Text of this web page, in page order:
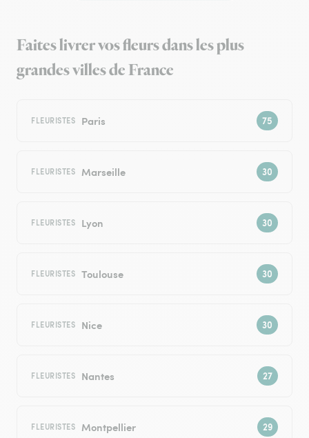
Faites livrer vos fleurs dans les plus
grandes villes de France
FLEURISTES Paris
FLEURISTES Marseille
FLEURISTES Lyon
FLEURISTES Toulouse
FLEURISTES Nice
FLEURISTES Nantes
FLEURISTES Montpellier